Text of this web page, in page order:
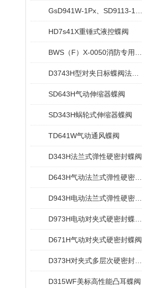
HD7s41X重锤式液控蝶阀
SD643H气动伸缩器蝶阀
SD343H蜗轮式伸缩器蝶阀
TD641W气动通风蝶阀
D343H法兰式弹性硬密封蝶阀
D671H气动对夹式硬密封蝶阀
D315WF美标高性能凸耳蝶阀